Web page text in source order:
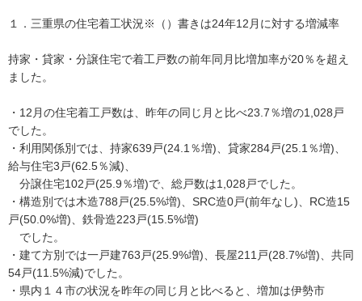
１．三重県の住宅着工状況※（）書きは24年12月に対する増減率
持家・貸家・分譲住宅で着工戸数の前年同月比増加率が20％を超え
ました。
・12月の住宅着工戸数は、昨年の同じ月と比べ23.7％増の1,028戸
でした。
・利用関係別では、持家639戸(24.1％増)、貸家284戸(25.1％増)、
給与住宅3戸(62.5％減)、
分譲住宅102戸(25.9％増)で、総戸数は1,028戸でした。
・構造別では木造788戸(25.5%増)、SRC造0戸(前年なし)、RC造15
戸(50.0%増)、鉄骨造223戸(15.5%増)
でした。
・建て方別では一戸建763戸(25.9%増)、長屋211戸(28.7%増)、共同
54戸(11.5%減)でした。
・県内１４市の状況を昨年の同じ月と比べると、増加は伊勢市